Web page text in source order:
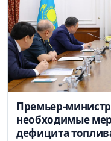
Премьер-
необходимые
дефицита